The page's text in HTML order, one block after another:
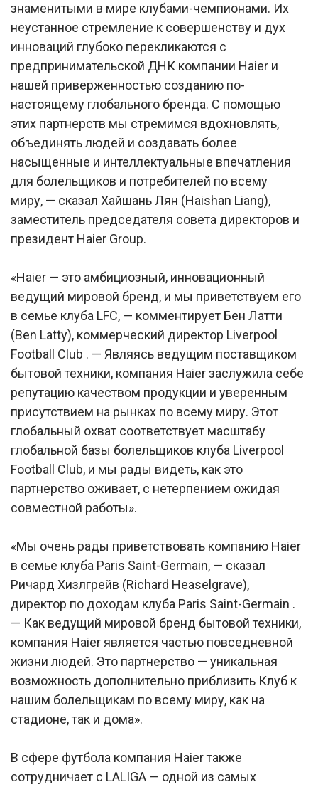
знаменитыми в мире клубами-чемпионами. Их
неустанное стремление к совершенству и дух
инноваций глубоко перекликаются с
предпринимательской ДНК компании Haier и
нашей приверженностью созданию по-
настоящему глобального бренда. С помощью
этих партнерств мы стремимся вдохновлять,
объединять людей и создавать более
насыщенные и интеллектуальные впечатления
для болельщиков и потребителей по всему
миру, — сказал Хайшань Лян (Haishan Liang),
заместитель председателя совета директоров и
президент Haier Group.
«Haier — это амбициозный, инновационный
ведущий мировой бренд, и мы приветствуем его
в семье клуба LFC, — комментирует Бен Латти
(Ben Latty), коммерческий директор Liverpool
Football Club . — Являясь ведущим поставщиком
бытовой техники, компания Haier заслужила себе
репутацию качеством продукции и уверенным
присутствием на рынках по всему миру. Этот
глобальный охват соответствует масштабу
глобальной базы болельщиков клуба Liverpool
Football Club, и мы рады видеть, как это
партнерство оживает, с нетерпением ожидая
совместной работы».
«Мы очень рады приветствовать компанию Haier
в семье клуба Paris Saint-Germain, — сказал
Ричард Хизлгрейв (Richard Heaselgrave),
директор по доходам клуба Paris Saint-Germain .
— Как ведущий мировой бренд бытовой техники,
компания Haier является частью повседневной
жизни людей. Это партнерство — уникальная
возможность дополнительно приблизить Клуб к
нашим болельщикам по всему миру, как на
стадионе, так и дома».
В сфере футбола компания Haier также
сотрудничает с LALIGA — одной из самых